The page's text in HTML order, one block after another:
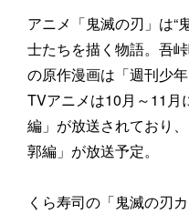
アニメ「鬼滅の刃」は“
士たちを描く物語。吾
の原作漫画は「週刊少
TVアニメは10月～11月
編」が放送されており
郭編」が放送予定。
くら寿司の「鬼滅の刃